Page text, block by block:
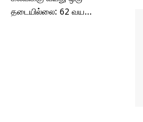
தடையில்லை: 62 வய...